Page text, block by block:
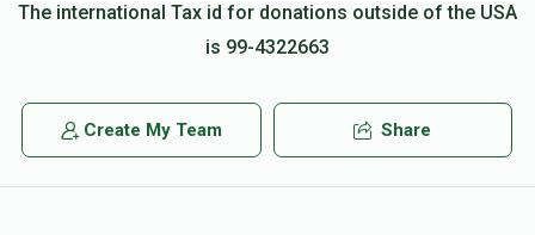
The international Tax id for donations outside of the USA
is 99-4322663
Create My Team Share